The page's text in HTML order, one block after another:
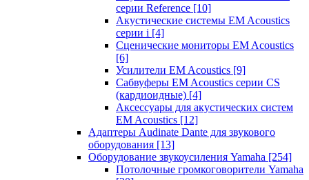
серии Reference [10]
Акустические системы EM Acoustics
серии i [4]
Сценические мониторы EM Acoustics
[6]
Усилители EM Acoustics [9]
Сабвуферы EM Acoustics серии CS
(кардиоидные) [4]
Аксессуары для акустических систем
EM Acoustics [12]
Адаптеры Audinate Dante для звукового
оборудования [13]
Оборудование звукоусиления Yamaha [254]
Потолочные громкоговорители Yamaha